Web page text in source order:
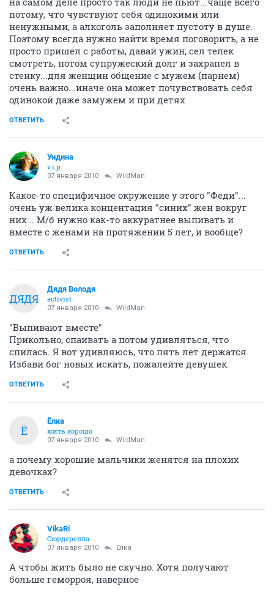
потому, что чувствуют себя одинокими или
ненужными, а алкоголь заполняет пустоту в душе.
Поэтому всегда нужно найти время поговорить, а не
просто пришел с работы, давай ужин, сел телек
смотреть, потом супружеский долг и захрапел в
стенку...для женщин общение с мужем (парнем)
очень важно...иначе она может почувствовать себя
одинокой даже замужем и при детях
ОТВЕТИТЬ
Ундина
v.i.p.
07 января 2010 WildMan
Какое-то специфичное окружение у этого "Феди"...
очень уж велика концентация "синих" жен вокруг
них... М/б нужно как-то аккуратнее выпивать и
вместе с женами на протяжении 5 лет, и вообще?
ОТВЕТИТЬ
ДЯДЯ
Дядя Володя
activist
07 января 2010 WildMan
"Выпивают вместе"
Прикольно, спаивать а потом удивляться, что
спилась. Я вот удивляюсь, что пять лет держатся.
Избави бог новых искать, пожалейте девушек.
ОТВЕТИТЬ
Ё
Ёлка
жить хорошо
07 января 2010 WildMan
а почему хорошие мальчики женятся на плохих
девочках?
ОТВЕТИТЬ
VikaRi
Сюрдерелла
07 января 2010 Ёлка
А чтобы жить было не скучно. Хотя получают
больше геморроя, наверное